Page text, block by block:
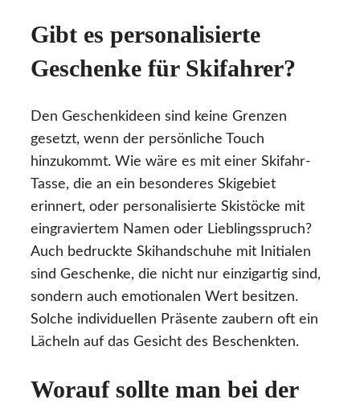
Gibt es personalisierte
Geschenke für Skifahrer?
Den Geschenkideen sind keine Grenzen
gesetzt, wenn der persönliche Touch
hinzukommt. Wie wäre es mit einer Skifahr-
Tasse, die an ein besonderes Skigebiet
erinnert, oder personalisierte Skistöcke mit
eingraviertem Namen oder Lieblingsspruch?
Auch bedruckte Skihandschuhe mit Initialen
sind Geschenke, die nicht nur einzigartig sind,
sondern auch emotionalen Wert besitzen.
Solche individuellen Präsente zaubern oft ein
Lächeln auf das Gesicht des Beschenkten.
Worauf sollte man bei der